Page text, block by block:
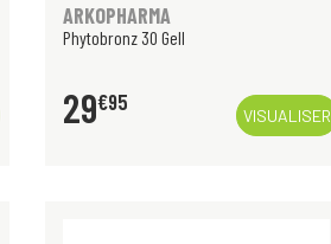
ARKOPHARMA
Phytobronz 30 Gell
29€95
VISUALISER